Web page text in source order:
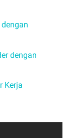
dengan
Kerja